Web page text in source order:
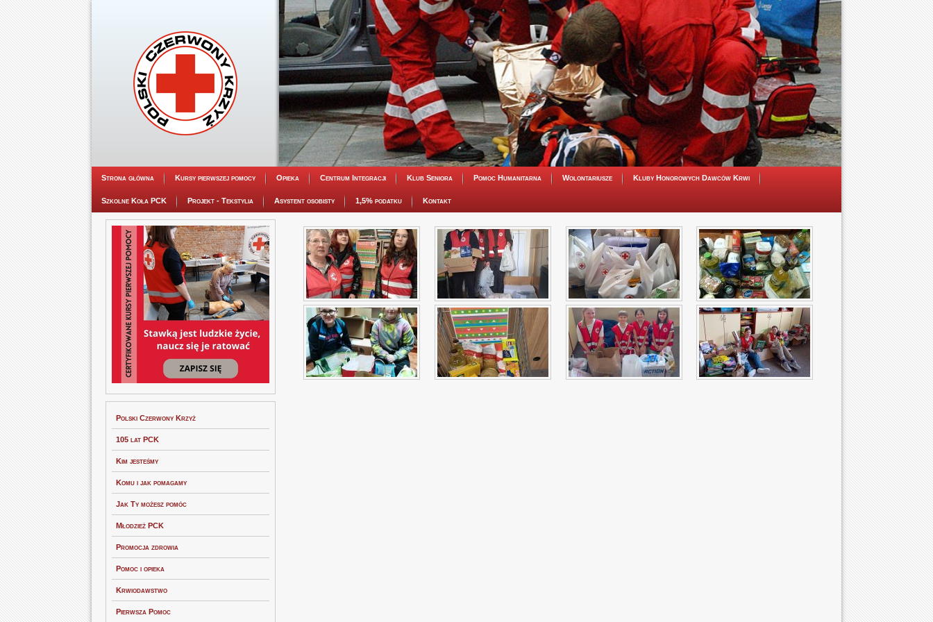
Strona główna Kursy pierwszej pomocy Opieka Centrum Integracji Klub Seniora Pomoc Humanitarna Wolontariusze Kluby Honorowych Dawców Krwi
Szkolne Koła PCK Projekt - Tekstylia Asystent osobisty 1,5% podatku Kontakt
Polski Czerwony Krzyż
105 lat PCK
Kim jesteśmy
Komu i jak pomagamy
Jak Ty możesz pomóc
Młodzież PCK
Promocja zdrowia
Pomoc i opieka
Krwiodawstwo
Pierwsza Pomoc